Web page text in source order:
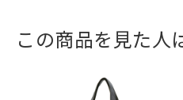
この商品を見た人